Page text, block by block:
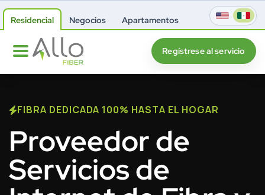
Residencial Negocios Apartamentos
Regístrese al servicio
FIBRA DEDICADA 100% HASTA EL HOGAR
Proveedor de
Servicios de